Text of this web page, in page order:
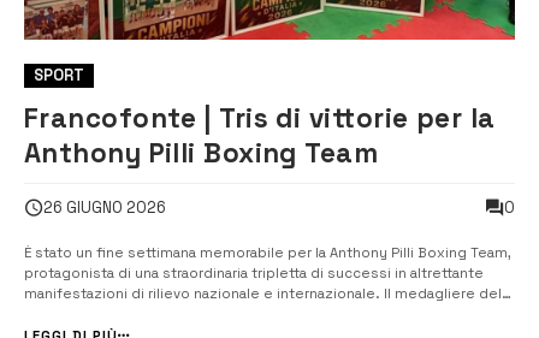
SPORT
Francofonte | Tris di vittorie per la
Anthony Pilli Boxing Team
26 GIUGNO 2026 0
È stato un fine settimana memorabile per la Anthony Pilli Boxing Team,
protagonista di una straordinaria tripletta di successi in altrettante
manifestazioni di rilievo nazionale e internazionale. ​Il medagliere del
Schepis ha conquistato il primo posto al Mediterranean Boxing Tour...